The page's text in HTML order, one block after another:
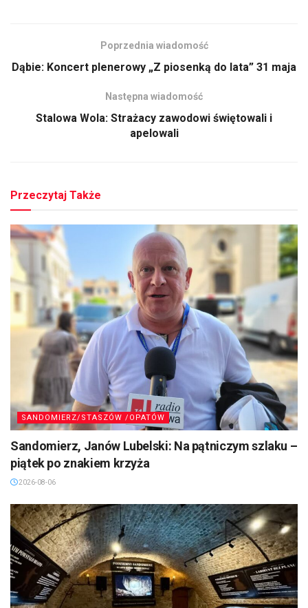
Poprzednia wiadomość
Dąbie: Koncert plenerowy „Z piosenką do lata” 31 maja
Następna wiadomość
Stalowa Wola: Strażacy zawodowi świętowali i
apelowali
Przeczytaj Także
SANDOMIERZ/STASZÓW /OPATÓW
Sandomierz, Janów Lubelski: Na pątniczym szlaku –
piątek po znakiem krzyża
2026-08-06